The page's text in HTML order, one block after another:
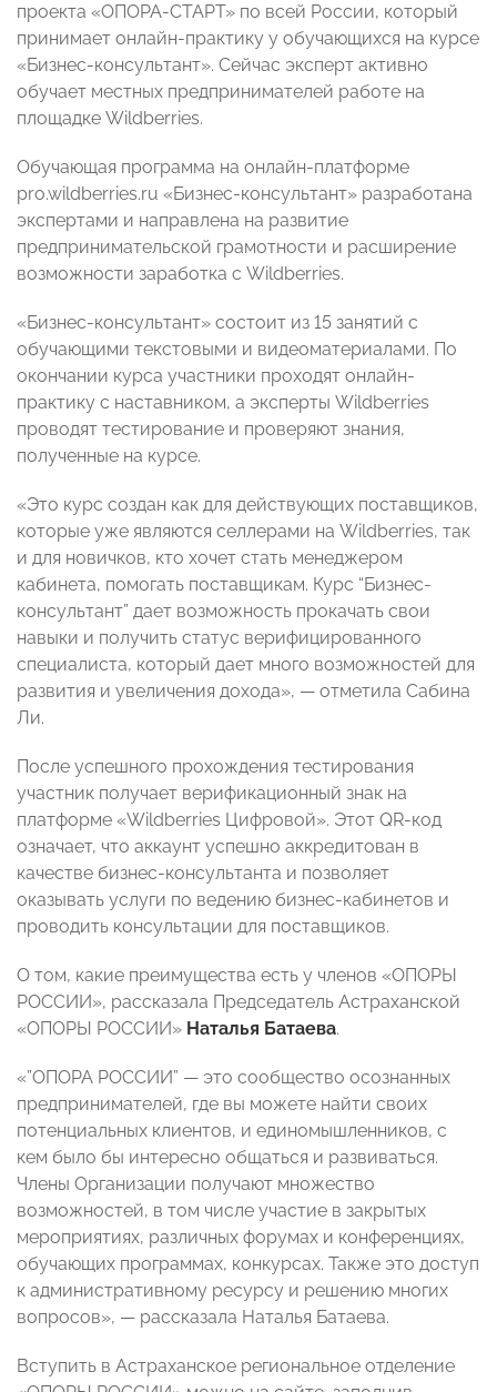
проекта «ОПОРА-СТАРТ» по всей России, который
принимает онлайн-практику у обучающихся на курсе
«Бизнес-консультант». Сейчас эксперт активно
обучает местных предпринимателей работе на
площадке Wildberries.
Обучающая программа на онлайн-платформе
pro.wildberries.ru «Бизнес-консультант» разработана
экспертами и направлена на развитие
предпринимательской грамотности и расширение
возможности заработка с Wildberries.
«Бизнес-консультант» состоит из 15 занятий с
обучающими текстовыми и видеоматериалами. По
окончании курса участники проходят онлайн-
практику с наставником, а эксперты Wildberries
проводят тестирование и проверяют знания,
полученные на курсе.
«Это курс создан как для действующих поставщиков,
которые уже являются селлерами на Wildberries, так
и для новичков, кто хочет стать менеджером
кабинета, помогать поставщикам. Курс “Бизнес-
консультант” дает возможность прокачать свои
навыки и получить статус верифицированного
специалиста, который дает много возможностей для
развития и увеличения дохода», — отметила Сабина
Ли.
После успешного прохождения тестирования
участник получает верификационный знак на
платформе «Wildberries Цифровой». Этот QR-код
означает, что аккаунт успешно аккредитован в
качестве бизнес-консультанта и позволяет
оказывать услуги по ведению бизнес-кабинетов и
проводить консультации для поставщиков.
О том, какие преимущества есть у членов «ОПОРЫ
РОССИИ», рассказала Председатель Астраханской
«ОПОРЫ РОССИИ» Наталья Батаева.
«”ОПОРА РОССИИ” — это сообщество осознанных
предпринимателей, где вы можете найти своих
потенциальных клиентов, и единомышленников, с
кем было бы интересно общаться и развиваться.
Члены Организации получают множество
возможностей, в том числе участие в закрытых
мероприятиях, различных форумах и конференциях,
обучающих программах, конкурсах. Также это доступ
к административному ресурсу и решению многих
вопросов», — рассказала Наталья Батаева.
Вступить в Астраханское региональное отделение